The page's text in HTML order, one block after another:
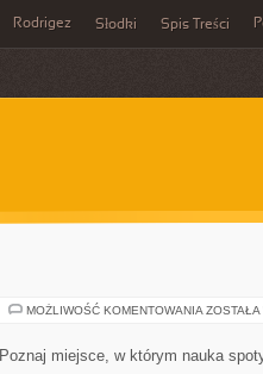
Rodrigez Słodki Spis Treści
MOŻLIWOŚĆ KOMENTOWANIA PERU
ZOSTAŁA
Poznaj miejsce, w którym nauka